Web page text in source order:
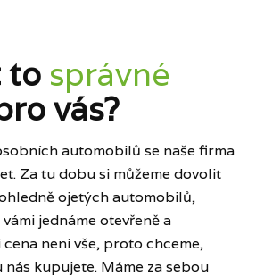
to správné
vás?
automobilů se naše firma
Za tu dobu si můžeme dovolit
ojetých automobilů,
jednáme otevřeně a
není vše, proto chceme,
nás kupujete. Máme za sebou